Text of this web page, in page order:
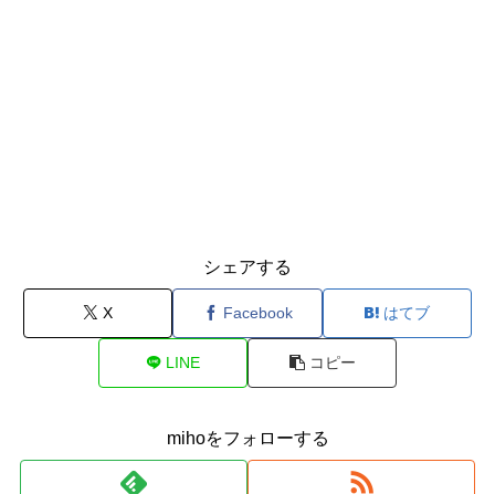
シェアする
X Facebook はてブ
LINE コピー
mihoをフォローする